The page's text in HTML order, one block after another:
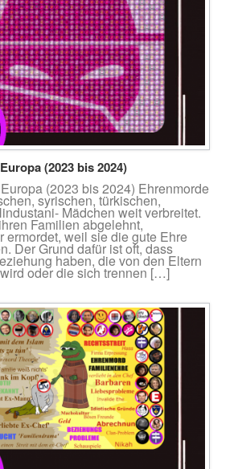
(2023 bis 2024)
(2023 bis 2024) Ehrenmorde
syrischen, türkischen,
Mädchen weit verbreitet.
Familien abgelehnt,
ermordet, weil sie die gute Ehre
Der Grund dafür ist oft, dass
haben, die von den Eltern
oder die sich trennen […]